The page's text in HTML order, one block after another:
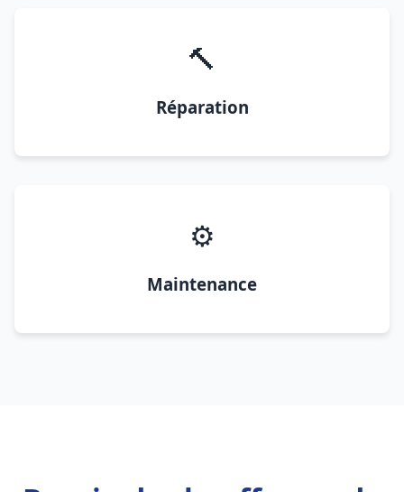
🔨
Réparation
⚙️
Maintenance